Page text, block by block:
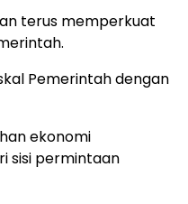
terus memperkuat
Pemerintah dengan
ekonomi
sisi permintaan